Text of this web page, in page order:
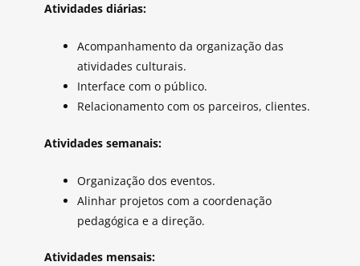
Atividades diárias:
Acompanhamento da organização das
atividades culturais.
Interface com o público.
Relacionamento com os parceiros, clientes.
Atividades semanais:
Organização dos eventos.
Alinhar projetos com a coordenação
pedagógica e a direção.
Atividades mensais: